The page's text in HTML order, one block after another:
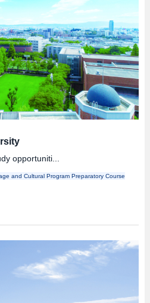
opportuniti...
and Cultural Program Preparatory Course